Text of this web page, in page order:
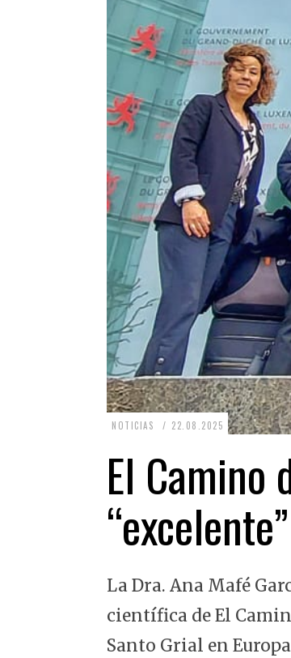
NOTICIAS 22.08.2025 2
.
0
0
2
El
La Dra. Ana Mafé
científica de El
Santo Grial en